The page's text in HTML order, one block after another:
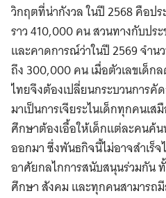
วิกฤตที่น่ากังวล ในปี 2568 คือป
ราว 410,000 คน สวนทางกับปร
และคาดการณ์ว่าในปี 2569 จำน
ถึง 300,000 คน เมื่อตัวเลขเด็
ไทยจึงต้องเปลี่ยนกระบวนการคั
มาเป็นการเจียระไนเด็กทุกคนเ
ศึกษาต้องเอื้อให้เด็กแต่ละคนค้
ออกมา ซึ่งพันธกิจนี้ไม่อาจสำเร็
อาศัยกลไกการสนับสนุนร่วมกัน
ศึกษา สังคม และทุกคนสามารถ